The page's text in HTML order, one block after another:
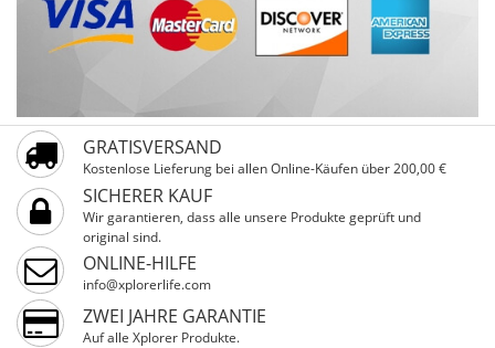
GRATISVERSAND
Kostenlose Lieferung bei allen Online-Käufen über 200,00 €
SICHERER KAUF
Wir garantieren, dass alle unsere Produkte geprüft und
original sind.
ONLINE-HILFE
info@xplorerlife.com
ZWEI JAHRE GARANTIE
Auf alle Xplorer Produkte.